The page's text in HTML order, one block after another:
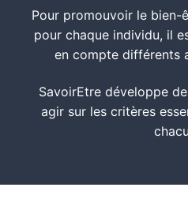
Pour promouvoir le bien-
pour chaque individu, il
en compte différents
SavoirEtre développe
agir sur les critères